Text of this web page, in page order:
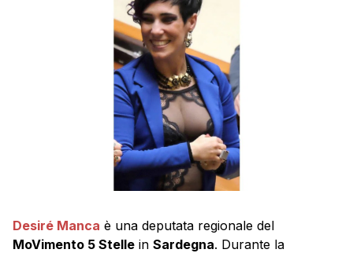
Desiré Manca è una deputata regionale del
MoVimento 5 Stelle in Sardegna. Durante la